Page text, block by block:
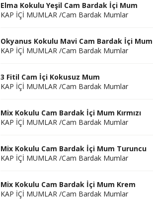
Elma Kokulu Yeşil Cam Bardak İçi Mum
KAP İÇİ MUMLAR /Cam Bardak Mumlar
Okyanus Kokulu Mavi Cam Bardak İçi Mum
KAP İÇİ MUMLAR /Cam Bardak Mumlar
3 Fitil Cam İçi Kokusuz Mum
KAP İÇİ MUMLAR /Cam Bardak Mumlar
Mix Kokulu Cam Bardak İçi Mum Kırmızı
KAP İÇİ MUMLAR /Cam Bardak Mumlar
Mix Kokulu Cam Bardak İçi Mum Turuncu
KAP İÇİ MUMLAR /Cam Bardak Mumlar
Mix Kokulu Cam Bardak İçi Mum Krem
KAP İÇİ MUMLAR /Cam Bardak Mumlar